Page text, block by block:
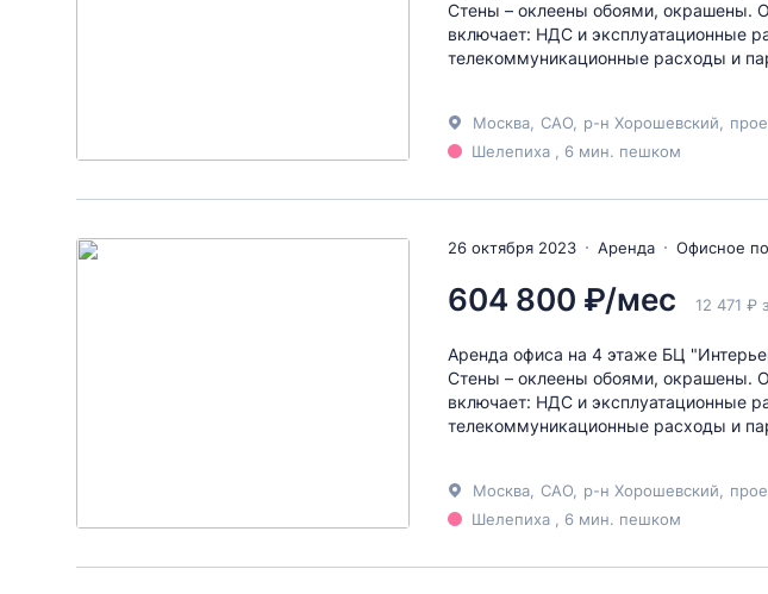
Стены – оклеены обоями, окрашены.
включает: НДС и эксплуатационные
телекоммуникационные расходы и
Москва САО р-н Хорошевский
Шелепиха , 6 мин. пешком
26 октября 2023 Аренда Офисное
604 800 ₽/мес 12 471 ₽
Аренда офиса на 4 этаже БЦ
Стены – оклеены обоями, окрашены.
включает: НДС и эксплуатационные
телекоммуникационные расходы и
Москва САО р-н Хорошевский
Шелепиха , 6 мин. пешком